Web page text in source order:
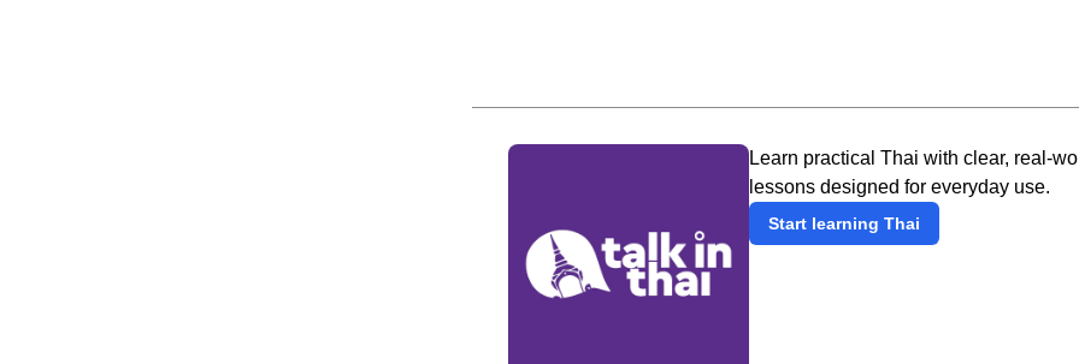
Learn practical Thai with clear, real-
lessons designed for everyday use.
Start learning Thai